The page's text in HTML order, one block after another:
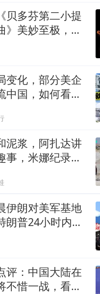
贝多芬第二小提
》美妙至极，耳
变化，部分美企
中国，如何看待
泥浆，阿扎达讲
事，米娜纪录片
伊朗对美军基地
朗普24小时内服
评：中国大陆在
不惜一战，看你